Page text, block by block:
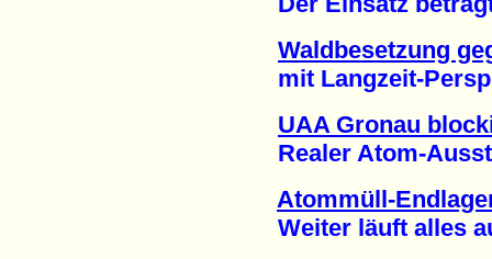
Waldbesetzung
mit Langzeit-
UAA Gronau
Realer Atom-
Atommüll-
Weiter läuft alles